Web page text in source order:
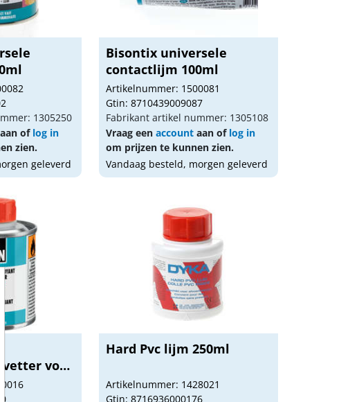
1305250
aan of log in
zien.
geleverd
Bisontix universele
contactlijm 100ml
Artikelnummer: 1500081
Gtin: 8710439009087
Fabrikant artikel nummer: 1305108
Vraag eenaccount aan of log in
om prijzen te kunnen zien.
Vandaag besteld, morgen geleverd
voor
Hard Pvc lijm 250ml
Artikelnummer: 1428021
Gtin: 8716936000176